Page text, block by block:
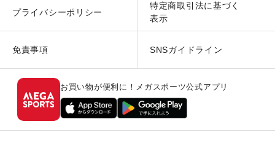
プライバシーポリシー
特定商取引法に基づく
表示
免責事項 SNSガイドライン
お買い物が便利に！メガスポーツ公式アプリ